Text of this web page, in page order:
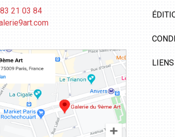
21 03 84
LIENS